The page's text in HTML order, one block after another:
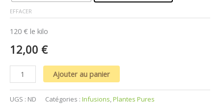
EFFACER
120 € le kilo
12,00 €
Ajouter au panier
UGS : ND Catégories : Infusions,Plantes Pures